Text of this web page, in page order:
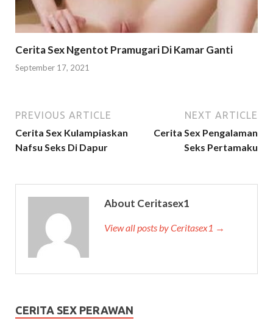
Cerita Sex Ngentot Pramugari Di Kamar Ganti
September 17, 2021
PREVIOUS ARTICLE
Cerita Sex Kulampiaskan
Nafsu Seks Di Dapur
NEXT ARTICLE
Cerita Sex Pengalaman
Seks Pertamaku
About Ceritasex1
View all posts by Ceritasex1 →
CERITA SEX PERAWAN